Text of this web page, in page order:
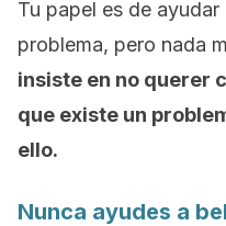
Tu papel es de
problema, pero nada
insiste en no querer
que existe un
ello.
Nunca ayudes a